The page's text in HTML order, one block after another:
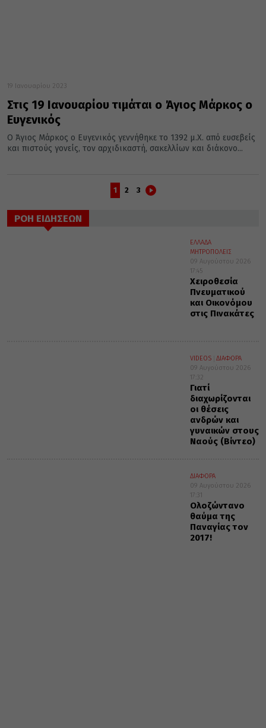
19 Ιανουαρίου 2023
Στις 19 Ιανουαρίου τιμάται ο Άγιος Μάρκος ο
Ευγενικός
Ο Άγιος Μάρκος ο Ευγενικός γεννήθηκε το 1392 μ.Χ. από ευσεβείς
και πιστούς γονείς, τον αρχιδικαστή, σακελλίων και διάκονο...
1 2 3
ΡΟΗ ΕΙΔΗΣΕΩΝ
ΕΛΛΑΔΑ
ΜΗΤΡΟΠΟΛΕΙΣ
09 Αυγούστου 2026
17:45
Χειροθεσία
Πνευματικού
και Οικονόμου
στις Πινακάτες
VIDEOS
ΔΙΑΦΟΡΑ
09 Αυγούστου 2026
17:32
Γιατί
διαχωρίζονται
οι θέσεις
ανδρών και
γυναικών στους
Ναούς (Βίντεο)
ΔΙΑΦΟΡΑ
09 Αυγούστου 2026
17:31
Ολοζώντανο
θαύμα της
Παναγίας τον
2017!